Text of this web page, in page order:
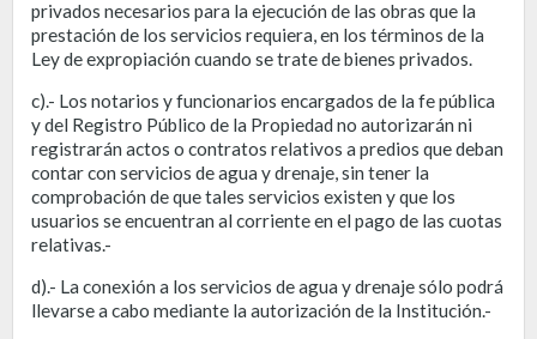
privados necesarios para la ejecución de las obras que la
prestación de los servicios requiera, en los términos de la
Ley de expropiación cuando se trate de bienes privados.
c).- Los notarios y funcionarios encargados de la fe pública
y del Registro Público de la Propiedad no autorizarán ni
registrarán actos o contratos relativos a predios que deban
contar con servicios de agua y drenaje, sin tener la
comprobación de que tales servicios existen y que los
usuarios se encuentran al corriente en el pago de las cuotas
relativas.-
d).- La conexión a los servicios de agua y drenaje sólo podrá
llevarse a cabo mediante la autorización de la Institución.-